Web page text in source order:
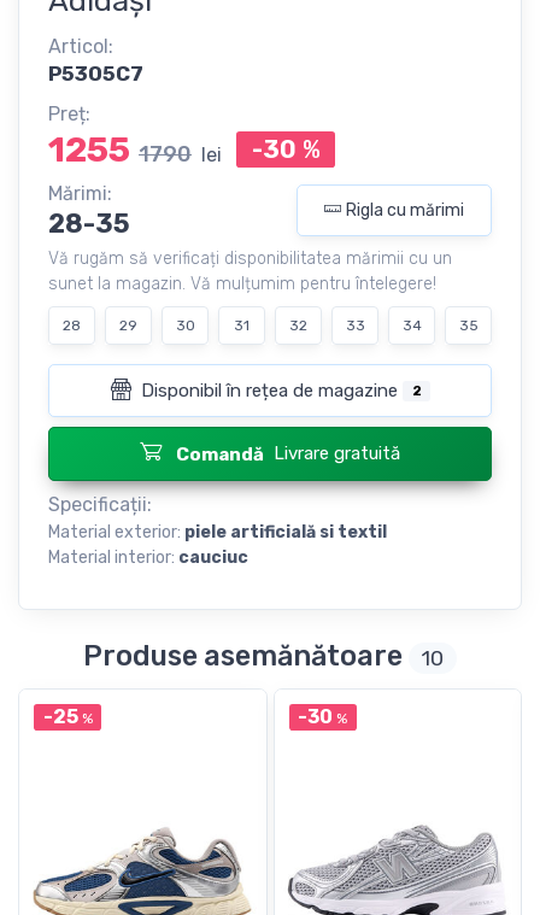
Articol:
P5305C7
Preț:
1255 1790 lei -30 %
Mărimi:
28-35 Rigla cu mărimi
Vă rugăm să verificați disponibilitatea mărimii cu un
sunet la magazin. Vă mulțumim pentru întelegere!
28 29 30 31 32 33 34 35
Disponibil în rețea de magazine 2
Comandă Livrare gratuită
Specificații:
Material exterior: piele artificială si textil
Material interior: cauciuc
Produse asemănătoare 10
-25% -30 %